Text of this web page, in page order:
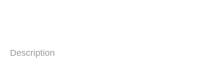
Description